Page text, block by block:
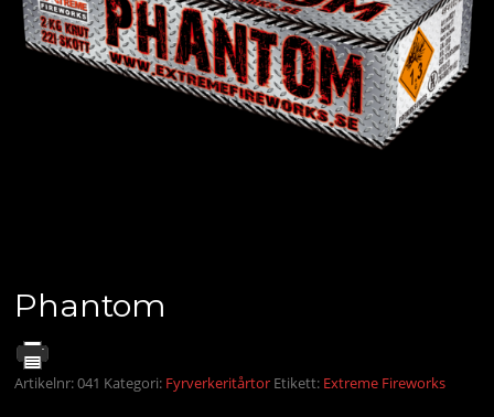
Phantom
Artikelnr:041 Kategori: Fyrverkeritårtor Etikett: Extreme Fireworks